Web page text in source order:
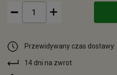
Przewidywany czas dostawy:
14 dni na zwrot